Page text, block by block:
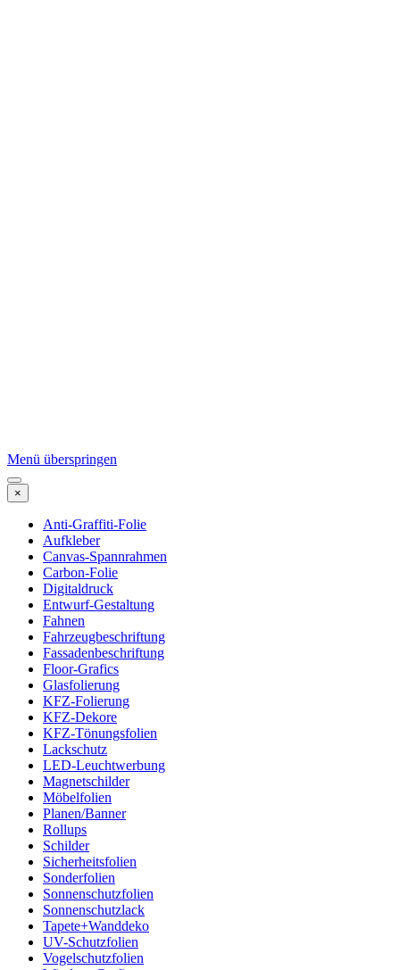
Menü überspringen
×
Anti-Graffiti-Folie
Aufkleber
Canvas-Spannrahmen
Carbon-Folie
Digitaldruck
Entwurf-Gestaltung
Fahnen
Fahrzeugbeschriftung
Fassadenbeschriftung
Floor-Grafics
Glasfolierung
KFZ-Folierung
KFZ-Dekore
KFZ-Tönungsfolien
Lackschutz
LED-Leuchtwerbung
Magnetschilder
Möbelfolien
Planen/Banner
Rollups
Schilder
Sicherheitsfolien
Sonderfolien
Sonnenschutzfolien
Sonnenschutzlack
Tapete+Wanddeko
UV-Schutzfolien
Vogelschutzfolien